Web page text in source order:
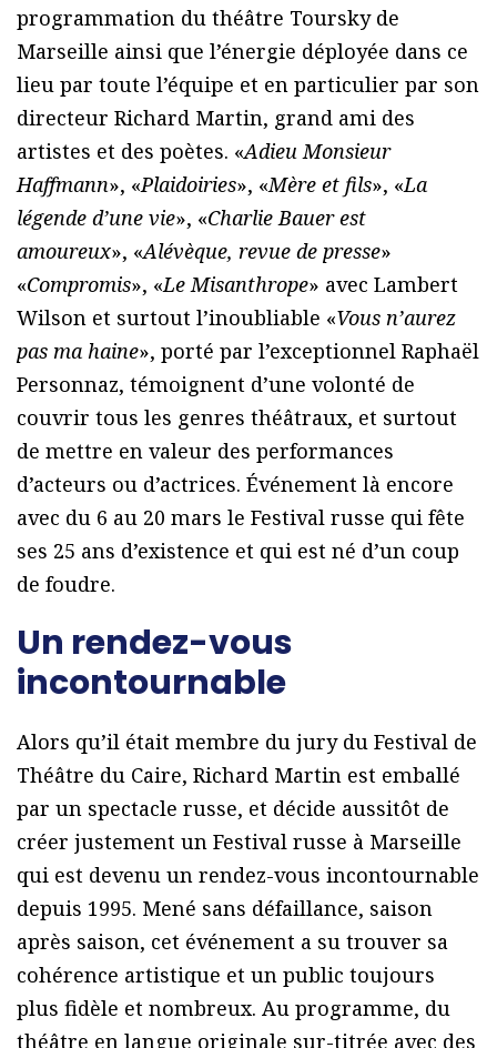
programmation du théâtre Toursky de
Marseille ainsi que l’énergie déployée dans ce
lieu par toute l’équipe et en particulier par son
directeur Richard Martin, grand ami des
artistes et des poètes. «Adieu Monsieur
Haffmann», «Plaidoiries», «Mère et fils», «La
légende d’une vie», «Charlie Bauer est
amoureux», «Alévèque, revue de presse»
«Compromis», «Le Misanthrope» avec Lambert
Wilson et surtout l’inoubliable «Vous n’aurez
pas ma haine», porté par l’exceptionnel Raphaël
Personnaz, témoignent d’une volonté de
couvrir tous les genres théâtraux, et surtout
de mettre en valeur des performances
d’acteurs ou d’actrices. Événement là encore
avec du 6 au 20 mars le Festival russe qui fête
ses 25 ans d’existence et qui est né d’un coup
de foudre.
Un rendez-vous
incontournable
Alors qu’il était membre du jury du Festival de
Théâtre du Caire, Richard Martin est emballé
par un spectacle russe, et décide aussitôt de
créer justement un Festival russe à Marseille
qui est devenu un rendez-vous incontournable
depuis 1995. Mené sans défaillance, saison
après saison, cet événement a su trouver sa
cohérence artistique et un public toujours
plus fidèle et nombreux. Au programme, du
théâtre en langue originale sur-titrée avec des